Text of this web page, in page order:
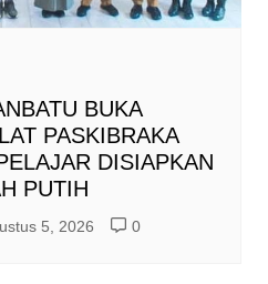
BUKA
PASKIBRAKA
DISIAPKAN
PUTIH
5, 2026 0